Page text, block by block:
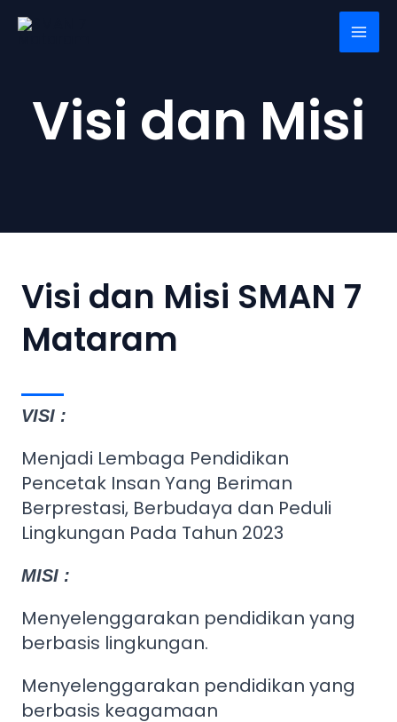
Skip
Main
Visi dan Misi
Visi dan Misi SMAN 7
Mataram
VISI :
Menjadi Lembaga Pendidikan
Pencetak Insan Yang Beriman
Berprestasi, Berbudaya dan Peduli
Lingkungan Pada Tahun 2023
MISI :
Menyelenggarakan pendidikan yang
berbasis lingkungan.
Menyelenggarakan pendidikan yang
berbasis keagamaan